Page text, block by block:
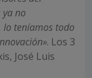
no
lo teníamos todo
. Los 3
José Luis